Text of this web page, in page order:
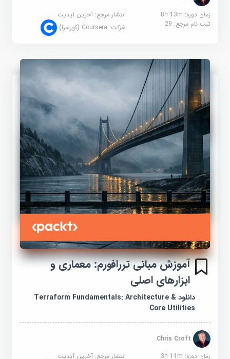
زمان دوره: 8h 13m
انتشار مرجع:آخرین آپدیت
ثبت نام مرجع:29 شرکت:Coursera (کورسرا)
آموزش مبانی تررافورم: معماری و
ابزارهای اصلی
دانلود Terraform Fundamentals: Architecture &
Core Utilities
Chris Croft
زمان دوره: 3h 11m
انتشار مرجع:آخرین آپدیت